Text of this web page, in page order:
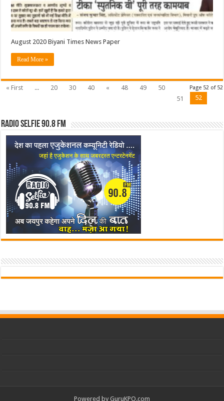
August 2020 Biyani Times News Paper
Read More »
Page 52 of 52
« First ... 20 30 40 « 48 49
50
51
52
Radio Selfie 90.8 FM
Powered by GuruKPO.com